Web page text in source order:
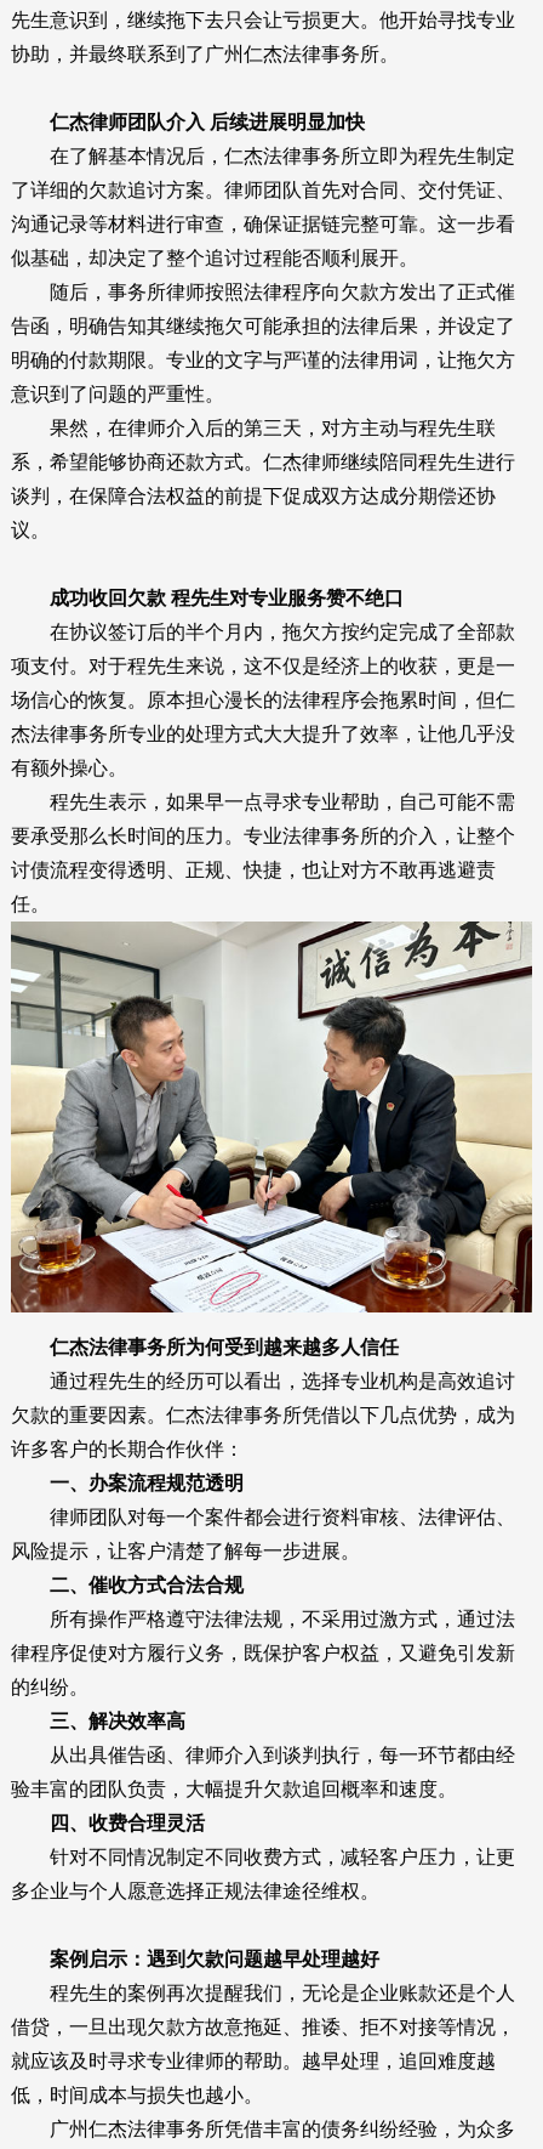
先生意识到，继续拖下去只会让亏损更大。他开始寻找专业
协助，并最终联系到了广州仁杰法律事务所。
仁杰律师团队介入 后续进展明显加快
在了解基本情况后，仁杰法律事务所立即为程先生制定
了详细的欠款追讨方案。律师团队首先对合同、交付凭证、
沟通记录等材料进行审查，确保证据链完整可靠。这一步看
似基础，却决定了整个追讨过程能否顺利展开。
随后，事务所律师按照法律程序向欠款方发出了正式催
告函，明确告知其继续拖欠可能承担的法律后果，并设定了
明确的付款期限。专业的文字与严谨的法律用词，让拖欠方
意识到了问题的严重性。
果然，在律师介入后的第三天，对方主动与程先生联
系，希望能够协商还款方式。仁杰律师继续陪同程先生进行
谈判，在保障合法权益的前提下促成双方达成分期偿还协
议。
成功收回欠款 程先生对专业服务赞不绝口
在协议签订后的半个月内，拖欠方按约定完成了全部款
项支付。对于程先生来说，这不仅是经济上的收获，更是一
场信心的恢复。原本担心漫长的法律程序会拖累时间，但仁
杰法律事务所专业的处理方式大大提升了效率，让他几乎没
有额外操心。
程先生表示，如果早一点寻求专业帮助，自己可能不需
要承受那么长时间的压力。专业法律事务所的介入，让整个
讨债流程变得透明、正规、快捷，也让对方不敢再逃避责
任。
仁杰法律事务所为何受到越来越多人信任
通过程先生的经历可以看出，选择专业机构是高效追讨
欠款的重要因素。仁杰法律事务所凭借以下几点优势，成为
许多客户的长期合作伙伴：
一、办案流程规范透明
律师团队对每一个案件都会进行资料审核、法律评估、
风险提示，让客户清楚了解每一步进展。
二、催收方式合法合规
所有操作严格遵守法律法规，不采用过激方式，通过法
律程序促使对方履行义务，既保护客户权益，又避免引发新
的纠纷。
三、解决效率高
从出具催告函、律师介入到谈判执行，每一环节都由经
验丰富的团队负责，大幅提升欠款追回概率和速度。
四、收费合理灵活
针对不同情况制定不同收费方式，减轻客户压力，让更
多企业与个人愿意选择正规法律途径维权。
案例启示：遇到欠款问题越早处理越好
程先生的案例再次提醒我们，无论是企业账款还是个人
借贷，一旦出现欠款方故意拖延、推诿、拒不对接等情况，
就应该及时寻求专业律师的帮助。越早处理，追回难度越
低，时间成本与损失也越小。
广州仁杰法律事务所凭借丰富的债务纠纷经验，为众多